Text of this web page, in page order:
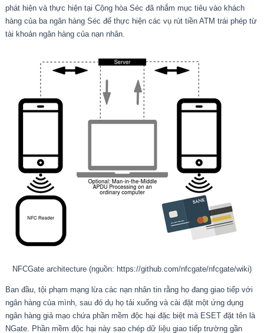
phát hiện và thực hiện tại Cộng hòa Séc đã nhắm mục tiêu vào khách
hàng của ba ngân hàng Séc để thực hiện các vụ rút tiền ATM trái phép từ
tài khoản ngân hàng của nạn nhân.
NFCGate architecture (nguồn: https://github.com/nfcgate/nfcgate/wiki)
Ban đầu, tội phạm mạng lừa các nạn nhân tin rằng họ đang giao tiếp với
ngân hàng của mình, sau đó dụ họ tải xuống và cài đặt một ứng dụng
ngân hàng giả mạo chứa phần mềm độc hại đặc biệt mà ESET đặt tên là
NGate. Phần mềm độc hại này sao chép dữ liệu giao tiếp trường gần